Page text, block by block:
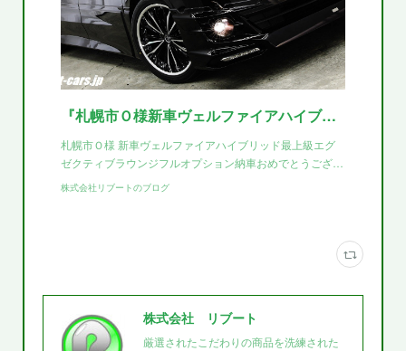
『札幌市Ｏ様新車ヴェルファイアハイブリッドエグゼクティブラウンジ納車おめでとうございます！！』
札幌市Ｏ様 新車ヴェルファイアハイブリッド最上級エグ
ゼクティブラウンジフルオプション納車おめでとうござ…
株式会社リブートのブログ
株式会社 リブート
厳選されたこだわりの商品を洗練された